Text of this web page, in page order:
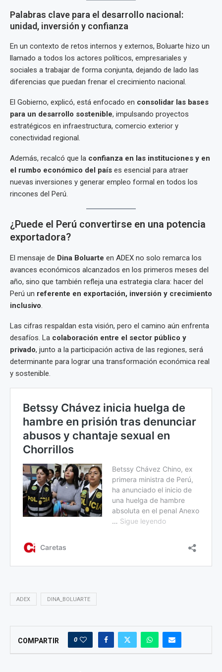
Palabras clave para el desarrollo nacional:
unidad, inversión y confianza
En un contexto de retos internos y externos, Boluarte hizo un
llamado a todos los actores políticos, empresariales y
sociales a trabajar de forma conjunta, dejando de lado las
diferencias que puedan frenar el crecimiento nacional.
El Gobierno, explicó, está enfocado en consolidar las bases
para un desarrollo sostenible, impulsando proyectos
estratégicos en infraestructura, comercio exterior y
conectividad regional.
Además, recalcó que la confianza en las instituciones y en
el rumbo económico del país es esencial para atraer
nuevas inversiones y generar empleo formal en todos los
rincones del Perú.
¿Puede el Perú convertirse en una potencia
exportadora?
El mensaje de Dina Boluarte en ADEX no solo remarca los
avances económicos alcanzados en los primeros meses del
año, sino que también refleja una estrategia clara: hacer del
Perú un referente en exportación, inversión y crecimiento
inclusivo.
Las cifras respaldan esta visión, pero el camino aún enfrenta
desafíos. La colaboración entre el sector público y
privado, junto a la participación activa de las regiones, será
determinante para lograr una transformación económica real
y sostenible.
ADEX DINA_BOLUARTE
COMPARTIR 0